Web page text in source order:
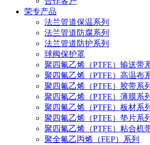
荣专产品
法兰管道保温系列
法兰管道防腐系列
法兰管道防护系列
球阀保护罩
聚四氟乙烯（PTFE）输送带
聚四氟乙烯（PTFE）高温布
聚四氟乙烯（PTFE）胶带系列
聚四氟乙烯（PTFE）薄膜系列
聚四氟乙烯（PTFE）板材系列
聚四氟乙烯（PTFE）垫片系列
聚四氟乙烯（PTFE）粘合机
聚全氟乙丙烯（FEP）系列